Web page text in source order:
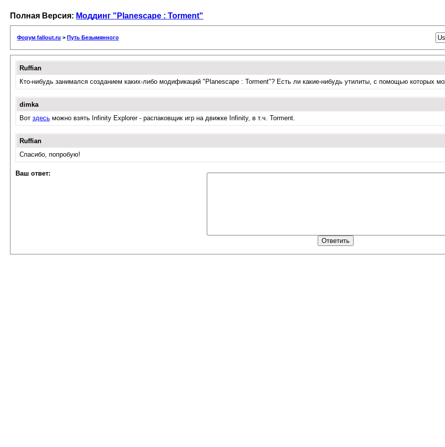
Полная Версия: Моддинг "Planescape : Torment"
Форум fallout.ru > Путь Безымянного
Ruffian
Кто-нибудь занимался созданием каких-либо модификаций "Planescape : Torment"? Есть ли какие-нибудь утилиты, с помощью которых
dimka
Вот здесь можно взять Infinity Explorer - распаковщик игр на движке Infinity, в т.ч. Torment.
Ruffian
Спасибо, попробую!
Ваш ответ: